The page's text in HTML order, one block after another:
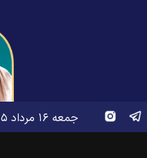
جمعه ۱۶ مرداد ۱۴۰۵ - ۱۶:۳۸